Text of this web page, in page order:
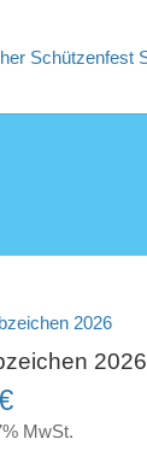
2026
MwSt.